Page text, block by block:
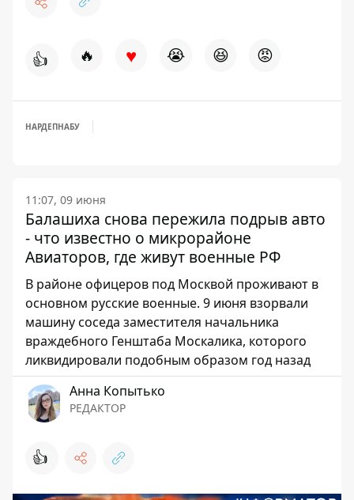
👍 🔥 ♥ 😭 😆 😡
НАРДЕПНАБУ
11:07, 09 июня
Балашиха снова пережила подрыв авто
- что известно о микрорайоне
Авиаторов, где живут военные РФ
В районе офицеров под Москвой проживают в
основном русские военные. 9 июня взорвали
машину соседа заместителя начальника
враждебного Генштаба Москалика, которого
ликвидировали подобным образом год назад
Анна Копытько
РЕДАКТОР
👍